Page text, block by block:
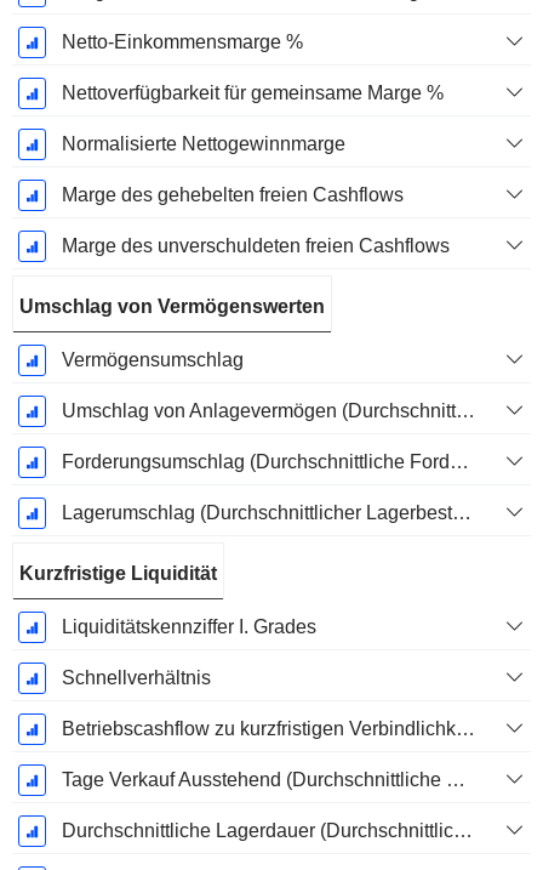
Netto-Einkommensmarge %
Nettoverfügbarkeit für gemeinsame Marge %
Normalisierte Nettogewinnmarge
Marge des gehebelten freien Cashflows
Marge des unverschuldeten freien Cashflows
Umschlag von Vermögenswerten
Vermögensumschlag
Umschlag von Anlagevermögen (Durchschnittliches Anlagevermögen)
Forderungsumschlag (Durchschnittliche Forderungen)
Lagerumschlag (Durchschnittlicher Lagerbestand)
Kurzfristige Liquidität
Liquiditätskennziffer I. Grades
Schnellverhältnis
Betriebscashflow zu kurzfristigen Verbindlichkeiten
Tage Verkauf Ausstehend (Durchschnittliche Forderungen)
Durchschnittliche Lagerdauer (Durchschnittlicher Lagerbestand)